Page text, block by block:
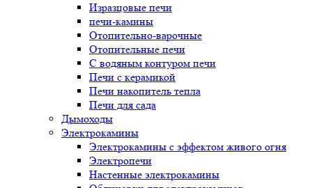
Изразцовые печи
печи-камины
Отопительно-варочные
Отопительные печи
С водяным контуром печи
Печи с керамикой
Печи накопитель тепла
Печи для сада
Дымоходы
Электрокамины
Электрокамины с эффектом живого огня
Электропечи
Настенные электрокамины